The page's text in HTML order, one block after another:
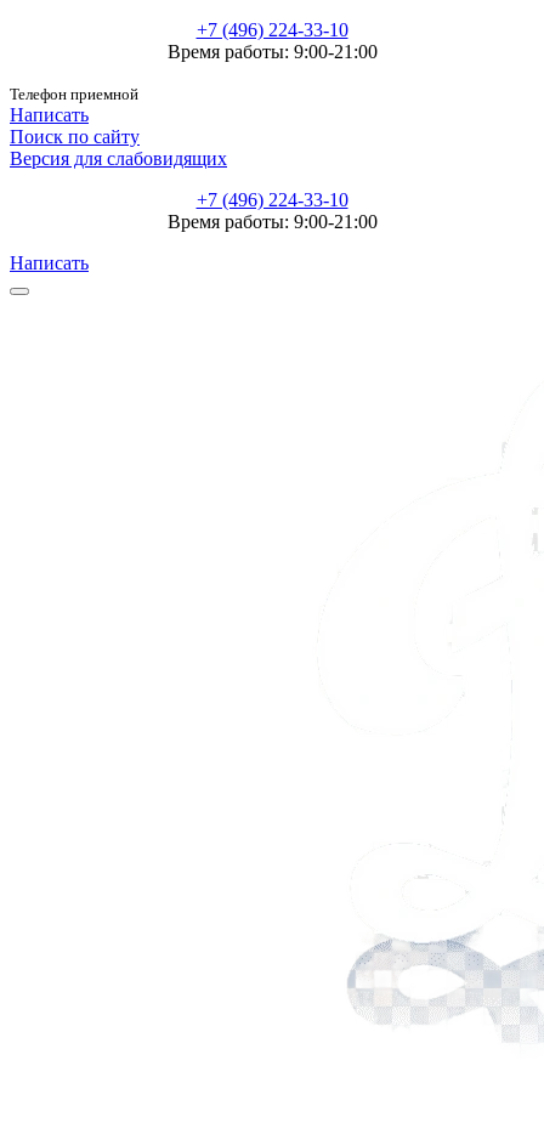
+7 (496) 224-33-10
Время работы: 9:00-21:00
Телефон приемной
Написать
Поиск по сайту
Версия для слабовидящих
+7 (496) 224-33-10
Время работы: 9:00-21:00
Написать